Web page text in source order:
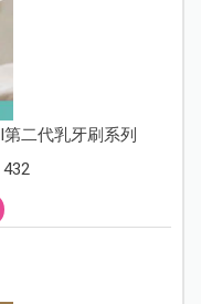
第二代乳牙刷系列